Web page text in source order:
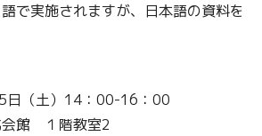
で実施されますが、日本語の資料を
日（土）14：00-16：00
会館 １階教室2